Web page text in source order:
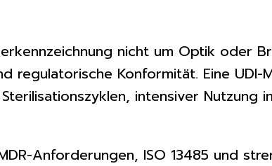
nicht um Optik oder
regulatorische Konformität. Eine UDI-
intensiver Nutzung
Anforderungen, ISO 13485 und